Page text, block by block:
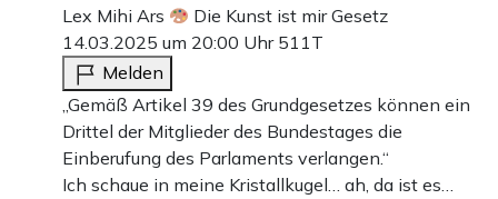
Lex Mihi Ars
Die Kunst ist mir Gesetz
14.03.2025 um 20:00 Uhr 511T
Melden
„Gemäß Artikel 39 des Grundgesetzes können ein
Drittel der Mitglieder des Bundestages die
Einberufung des Parlaments verlangen.“
Ich schaue in meine Kristallkugel… ah, da ist es…